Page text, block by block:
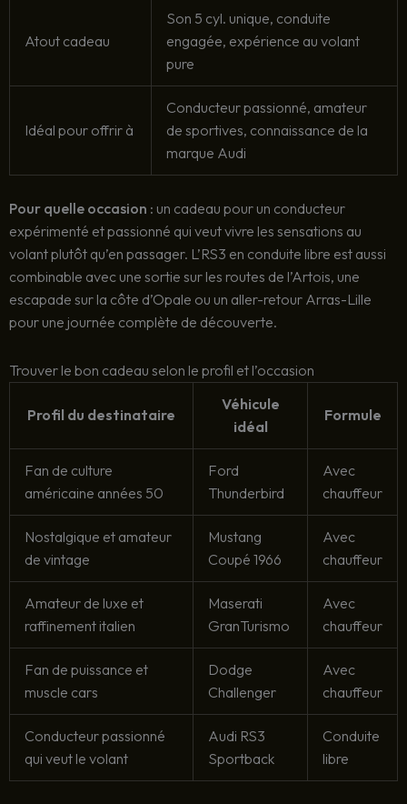
Atout cadeau
Son 5 cyl. unique, conduite
engagée, expérience au volant
pure
Idéal pour offrir à
Conducteur passionné, amateur
de sportives, connaissance de la
marque Audi
Pour quelle occasion : un cadeau pour un conducteur
expérimenté et passionné qui veut vivre les sensations au
volant plutôt qu’en passager. L’RS3 en conduite libre est aussi
combinable avec une sortie sur les routes de l’Artois, une
escapade sur la côte d’Opale ou un aller-retour Arras-Lille
pour une journée complète de découverte.
Trouver le bon cadeau selon le profil et l’occasion
Profil du destinataire
Véhicule
idéal
Formule
Fan de culture
américaine années 50
Ford
Thunderbird
Avec
chauffeur
Nostalgique et amateur
de vintage
Mustang
Coupé 1966
Avec
chauffeur
Amateur de luxe et
raffinement italien
Maserati
GranTurismo
Avec
chauffeur
Fan de puissance et
muscle cars
Dodge
Challenger
Avec
chauffeur
Conducteur passionné
qui veut le volant
Audi RS3
Sportback
Conduite
libre